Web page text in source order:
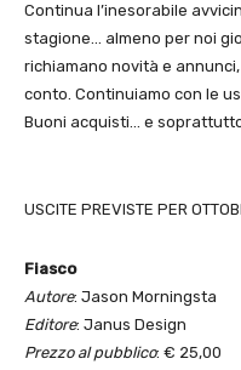
Continua l’inesorabile
stagione… almeno per noi
richiamano novità e
conto. Continuiamo con le
Buoni acquisti… e
USCITE PREVISTE PER
Fiasco
Autore: Jason Morningsta
Editore: Janus Design
Prezzo al pubblico: € 25,00